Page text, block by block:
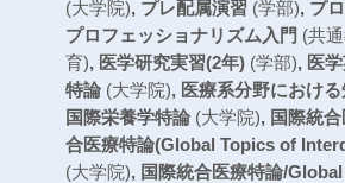
(大学院), プレ配属演習 (学部), プ
プロフェッショナリズム入門 (共
育), 医学研究実習(2年)(学部), 医
特論(大学院), 医療系分野におけ
国際栄養学特論(大学院), 国際統
合医療特論(Global Topics of
(大学院), 国際統合医療特論/